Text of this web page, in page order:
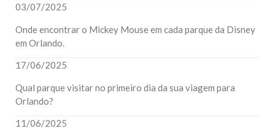
03/07/2025
Onde encontrar o Mickey Mouse em cada parque da Disney
em Orlando.
17/06/2025
Qual parque visitar no primeiro dia da sua viagem para
Orlando?
11/06/2025